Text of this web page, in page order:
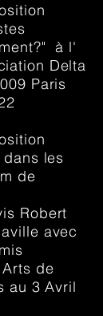
à l'
Delta
Paris
les
de
avec
de
au 3 Avril